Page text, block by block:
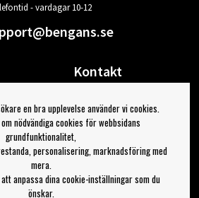
- vardagar 10-12
Kontakt
Din sida
Logga ut
ha tips från Bengans
en bra upplevelse använder vi cookies.
nödvändiga cookies för webbsidans
grundfunktionalitet,
personalisering, marknadsföring med
mera.
anpassa dina cookie-inställningar som du
önskar.